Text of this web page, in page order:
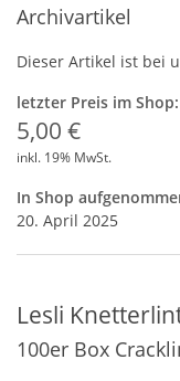
Archivartikel
Dieser Artikel ist bei
letzter Preis im Shop:
5,00 €
inkl. 19% MwSt.
In Shop
20. April 2025
Lesli
100er Box